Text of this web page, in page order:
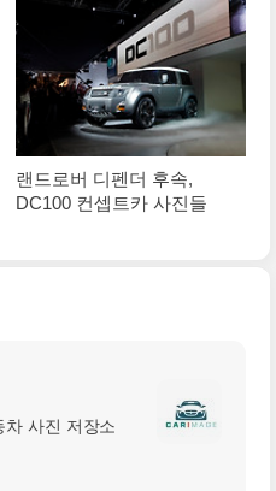
랜드로버 디펜더 후속,
DC100 컨셉트카 사진들
차 사진 저장소